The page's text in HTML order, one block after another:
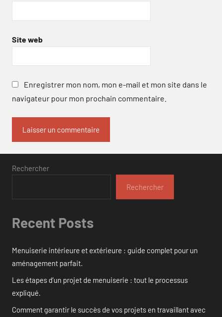
Site web
Enregistrer mon nom, mon e-mail et mon site dans le
navigateur pour mon prochain commentaire.
Rechercher
Rechercher
Recent Posts
Menuiserie intérieure et extérieure : guide complet pour un
aménagement parfait.
Les étapes d’un projet de menuiserie : tout le processus
expliqué.
Comment garantir le succès de vos projets en travaillant avec